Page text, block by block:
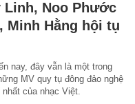
Linh, Noo Phước
Minh Hằng hội tụ
nay, đây vẫn là một trong
MV quy tụ đông đảo nghệ
của nhạc Việt.